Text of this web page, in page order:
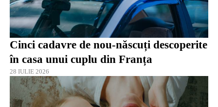
Cinci cadavre de nou-născuți descoperite
în casa unui cuplu din Franța
28 IULIE 2026